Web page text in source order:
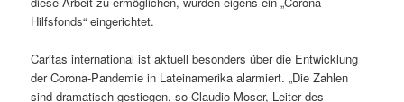
Hilfsfonds“ eingerichtet.
Caritas international ist aktuell besonders über die Entwicklung
der Corona-Pandemie in Lateinamerika alarmiert. „Die Zahlen
sind dramatisch gestiegen, so Claudio Moser, Leiter des